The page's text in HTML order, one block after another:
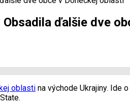
ďalšie dve
oblasti na východe Ukrajiny. Ide